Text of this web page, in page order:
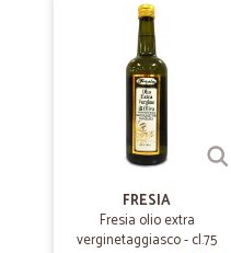
Ottimo servizio di spedizione e
FRESIA
Fresia olio extra
verginetaggiasco - cl.75